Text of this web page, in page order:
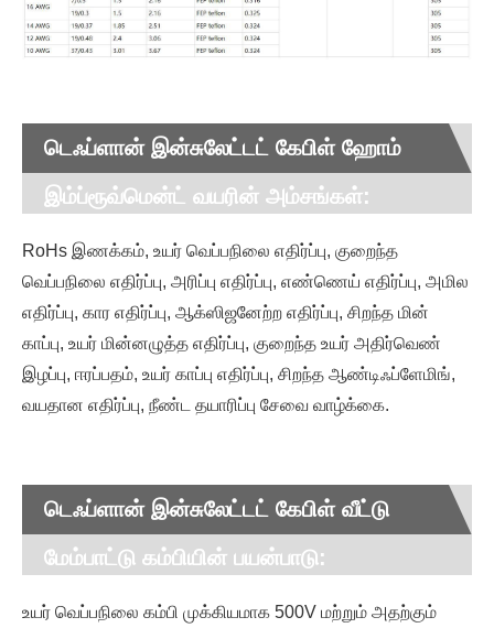
டெஃப்ளான் இன்சுலேட்டட் கேபிள் ஹோம்
இம்ப்ரூவ்மென்ட் வயரின் அம்சங்கள்:
RoHs இணக்கம், உயர் வெப்பநிலை எதிர்ப்பு, குறைந்த
வெப்பநிலை எதிர்ப்பு, அரிப்பு எதிர்ப்பு, எண்ணெய் எதிர்ப்பு, அமில
எதிர்ப்பு, கார எதிர்ப்பு, ஆக்ஸிஜனேற்ற எதிர்ப்பு, சிறந்த மின்
காப்பு, உயர் மின்னழுத்த எதிர்ப்பு, குறைந்த உயர் அதிர்வெண்
இழப்பு, ஈரப்பதம், உயர் காப்பு எதிர்ப்பு, சிறந்த ஆண்டிஃப்ளேமிங்,
வயதான எதிர்ப்பு, நீண்ட தயாரிப்பு சேவை வாழ்க்கை.
டெஃப்ளான் இன்சுலேட்டட் கேபிள் வீட்டு
மேம்பாட்டு கம்பியின் பயன்பாடு:
உயர் வெப்பநிலை கம்பி முக்கியமாக 500V மற்றும் அதற்கும்